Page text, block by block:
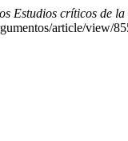
Estudios críticos de la
article/view/